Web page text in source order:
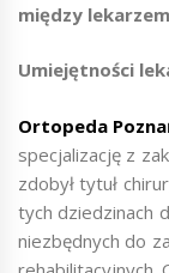
między
Umiejętności
Ortopeda
specjalizację z
zdobył tytuł
tych dziedzinach
niezbędnych do